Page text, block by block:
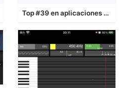
Top #39 en aplicaciones